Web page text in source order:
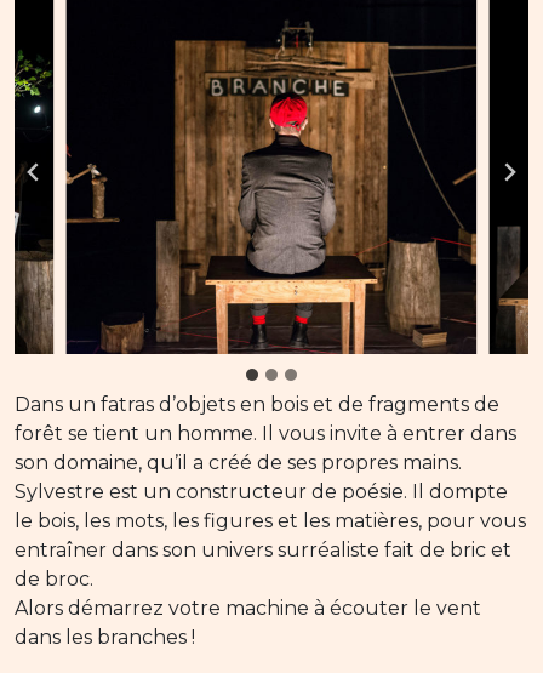
Dans un fatras d’objets en bois et de fragments de
forêt se tient un homme. Il vous invite à entrer dans
son domaine, qu’il a créé de ses propres mains.
Sylvestre est un constructeur de poésie. Il dompte
le bois, les mots, les figures et les matières, pour vous
entraîner dans son univers surréaliste fait de bric et
de broc.
Alors démarrez votre machine à écouter le vent
dans les branches !